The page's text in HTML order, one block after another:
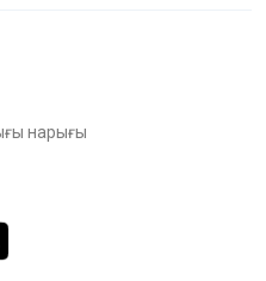
нарығы